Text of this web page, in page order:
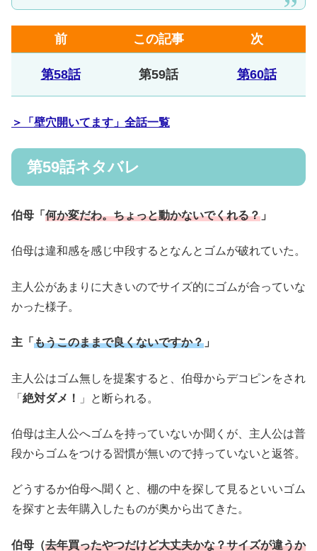
前 この記事 次
第58話 第59話 第60話
＞「壁穴開いてます」全話一覧
第59話ネタバレ
伯母「 何か変だわ。ちょっと動かないでくれる？ 」
伯母は違和感を感じ中段するとなんとゴムが破れていた。
主人公があまりに大きいのでサイズ的にゴムが合っていな
かった様子。
主「 もうこのままで良くないですか？ 」
主人公はゴム無しを提案すると、伯母からデコピンをされ
「 絶対ダメ！ 」と断られる。
伯母は主人公へゴムを持っていないか聞くが、主人公は普
段からゴムをつける習慣が無いので持っていないと返答。
どうするか伯母へ聞くと、棚の中を探して見るといいゴム
を探すと去年購入したものが奥から出てきた。
伯母（去年買ったやつだけど大丈夫かな？サイズが違うか